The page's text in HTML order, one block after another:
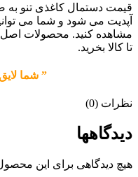
قیمت دستمال کاغذی تنو به
آپدیت می شود و شما می
مشاهده کنید. محصولات اصل
تا کالا بخرید.
” شما
نظرات (0)
دیدگاهها
هیچ دیدگاهی برای این